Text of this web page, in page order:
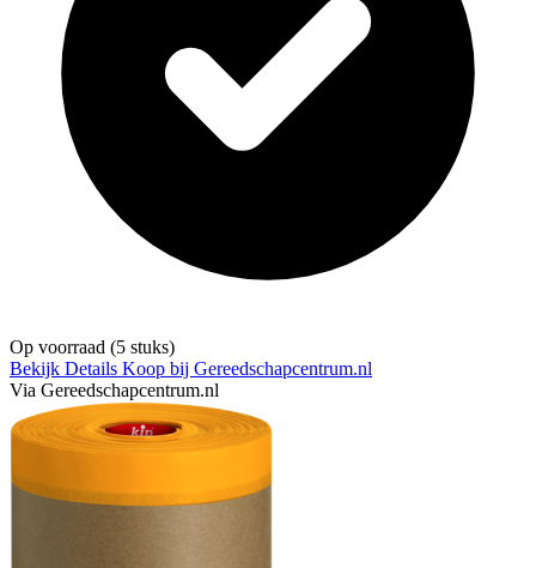
Op voorraad (5 stuks)
Bekijk Details Koop bij Gereedschapcentrum.nl
Via Gereedschapcentrum.nl